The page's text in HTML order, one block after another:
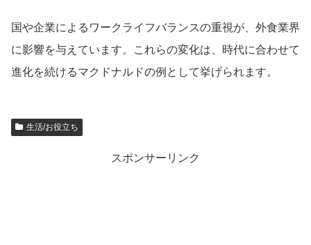
国や企業によるワークライフバランスの重視が、外食業界
に影響を与えています。これらの変化は、時代に合わせて
進化を続けるマクドナルドの例として挙げられます。
生活/お役立ち
スポンサーリンク